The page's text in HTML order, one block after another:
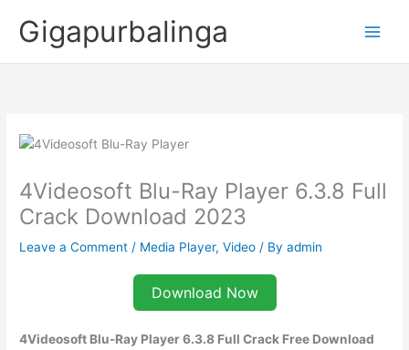
Gigapurbalinga
4Videosoft Blu-Ray Player 6.3.8 Full
Crack Download 2023
Leave a Comment / Media Player,Video / Byadmin
Download Now
4Videosoft Blu-Ray Player 6.3.8 Full Crack Free Download